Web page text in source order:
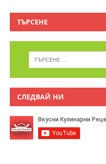
ТЪРСЕНЕ
СЛЕДВАЙ НИ